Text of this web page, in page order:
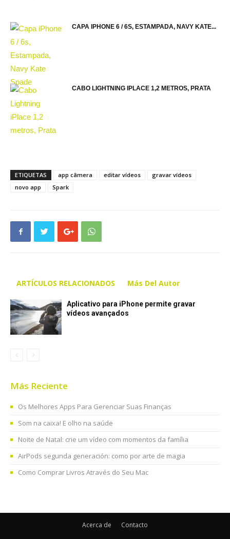
CAPA IPHONE 6 / 6S, ESTAMPADA, NAVY KATE...
CABO LIGHTNING IPLACE 1,2 METROS, PRATA
ETIQUETAS app câmera editar vídeos
gravar vídeos
novo app
Spark
ARTÍCULOS RELACIONADOS Más Del Autor
Aplicativo para iPhone permite gravar
vídeos avançados
Más Reciente
Os Melhores Apps Para Gerenciar Suas Finanças
Som na caixa! E olho na saúde
Noite de Natal: crie um vídeo com momentos da família
AirPods segunda generación: como por arte de magia
Como Comprar Livros Através do Seu Mac
Acerca de Contacto